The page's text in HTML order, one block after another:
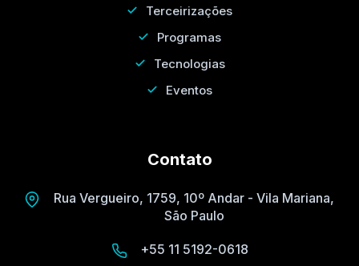
Terceirizações
Programas
Tecnologias
Eventos
Contato
Rua Vergueiro, 1759, 10º Andar - Vila Mariana,
São Paulo
+55 11 5192-0618